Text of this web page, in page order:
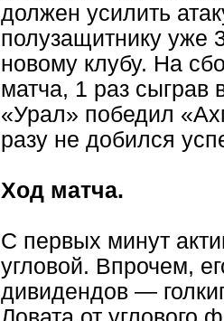
должен усилить
полузащитнику уже
новому клубу. На
матча, 1 раз сыграв
«Урал» победил
разу не добился
Ход матча.
С первых минут
угловой. Впрочем,
дивидендов —